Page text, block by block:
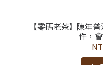
【零碼老茶】陳年
件，